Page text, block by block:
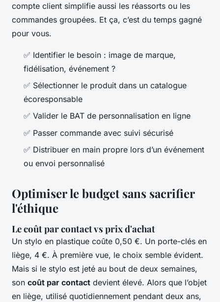
compte client simplifie aussi les réassorts ou les
commandes groupées. Et ça, c’est du temps gagné
pour vous.
✅ Identifier le besoin : image de marque,
fidélisation, événement ?
✅ Sélectionner le produit dans un catalogue
écoresponsable
✅ Valider le BAT de personnalisation en ligne
✅ Passer commande avec suivi sécurisé
✅ Distribuer en main propre lors d’un événement
ou envoi personnalisé
Optimiser le budget sans sacrifier
l'éthique
Le coût par contact vs prix d'achat
Un stylo en plastique coûte 0,50 €. Un porte-clés en
liège, 4 €. À première vue, le choix semble évident.
Mais si le stylo est jeté au bout de deux semaines,
son coût par contact devient élevé. Alors que l’objet
en liège, utilisé quotidiennement pendant deux ans,